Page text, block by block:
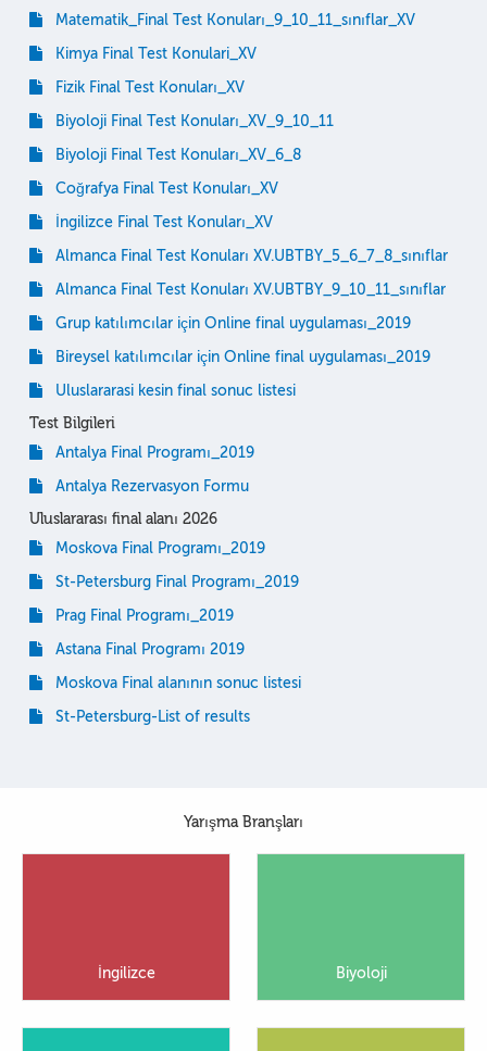
Matematik_Final Test Konuları_9_10_11_sınıflar_XV
Kimya Final Test Konulari_XV
Fizik Final Test Konuları_XV
Biyoloji Final Test Konuları_XV_9_10_11
Biyoloji Final Test Konuları_XV_6_8
Coğrafya Final Test Konuları_XV
İngilizce Final Test Konuları_XV
Almanca Final Test Konuları XV.UBTBY_5_6_7_8_sınıflar
Almanca Final Test Konuları XV.UBTBY_9_10_11_sınıflar
Grup katılımcılar için Online final uygulaması_2019
Bireysel katılımcılar için Online final uygulaması_2019
Uluslararasi kesin final sonuc listesi
Test Bilgileri
Antalya Final Programı_2019
Antalya Rezervasyon Formu
Uluslararası final alanı 2026
Moskova Final Programı_2019
St-Petersburg Final Programı_2019
Prag Final Programı_2019
Astana Final Programı 2019
Moskova Final alanının sonuc listesi
St-Petersburg-List of results
Yarışma Branşları
İngilizce Biyoloji